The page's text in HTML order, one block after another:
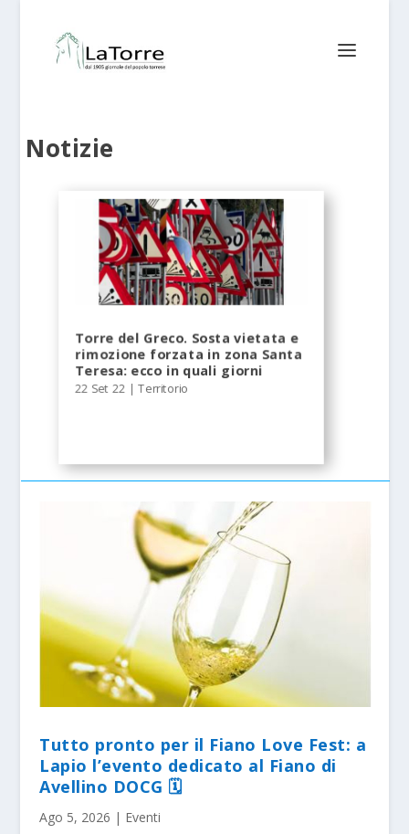
Notizie
Torre del Greco. Sosta vietata e
rimozione forzata in zona Santa
Teresa: ecco in quali giorni
22 Set 22 |Territorio
Tutto pronto per il Fiano Love Fest: a
Lapio l’evento dedicato al Fiano di
Avellino DOCG 🗓
Ago 5, 2026 | Eventi